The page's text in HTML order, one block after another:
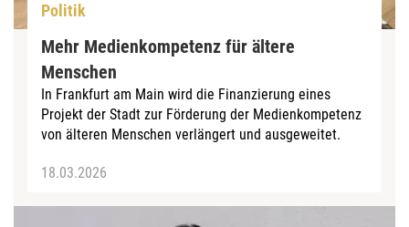
Politik
Mehr Medienkompetenz für ältere
Menschen
In Frankfurt am Main wird die Finanzierung eines
Projekt der Stadt zur Förderung der Medienkompetenz
von älteren Menschen verlängert und ausgeweitet.
18.03.2026